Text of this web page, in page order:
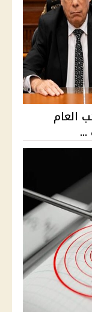
النائب العام